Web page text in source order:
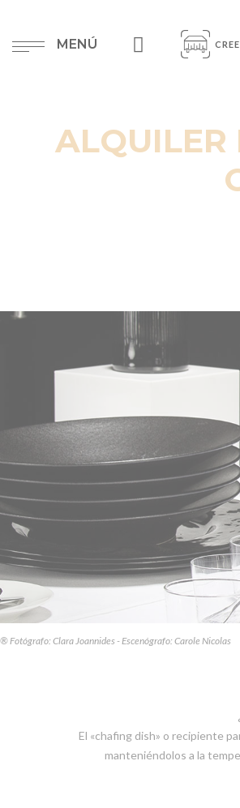
MENÚ
ALQUILER
® Fotógrafo: Clara Joannides - Escenógrafo: Carole Nicolas
El «chafing dish» o recipiente
manteniéndolos a la